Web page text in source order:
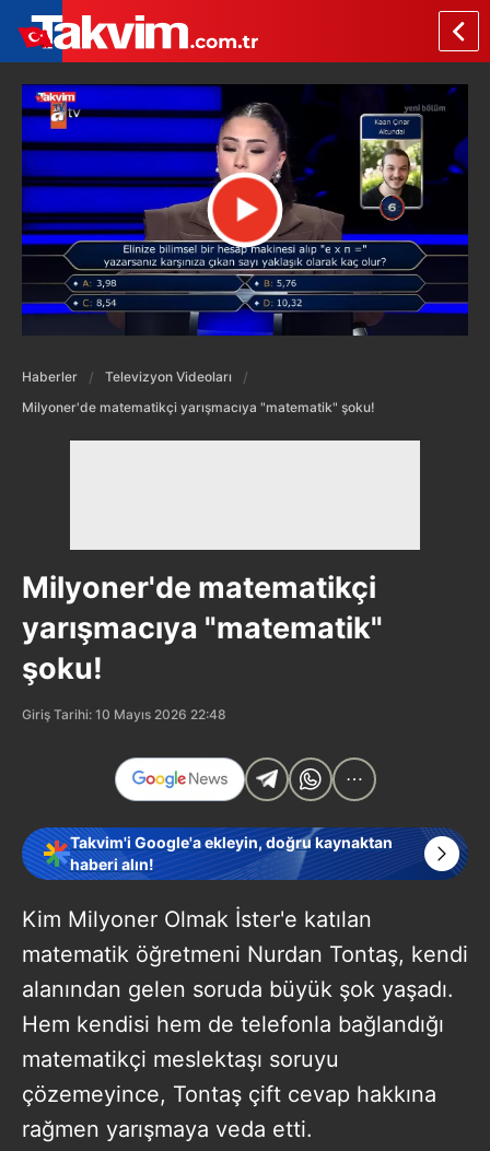
Haberler
Televizyon Videoları
Milyoner'de matematikçi yarışmacıya "matematik" şoku!
Milyoner'de matematikçi
yarışmacıya "matematik"
şoku!
Giriş Tarihi: 10 Mayıs 2026 22:48
Takvim'i Google'a ekleyin, doğru kaynaktan
haberi alın!
Kim Milyoner Olmak İster'e katılan
matematik öğretmeni Nurdan Tontaş, kendi
alanından gelen soruda büyük şok yaşadı.
Hem kendisi hem de telefonla bağlandığı
matematikçi meslektaşı soruyu
çözemeyince, Tontaş çift cevap hakkına
rağmen yarışmaya veda etti.